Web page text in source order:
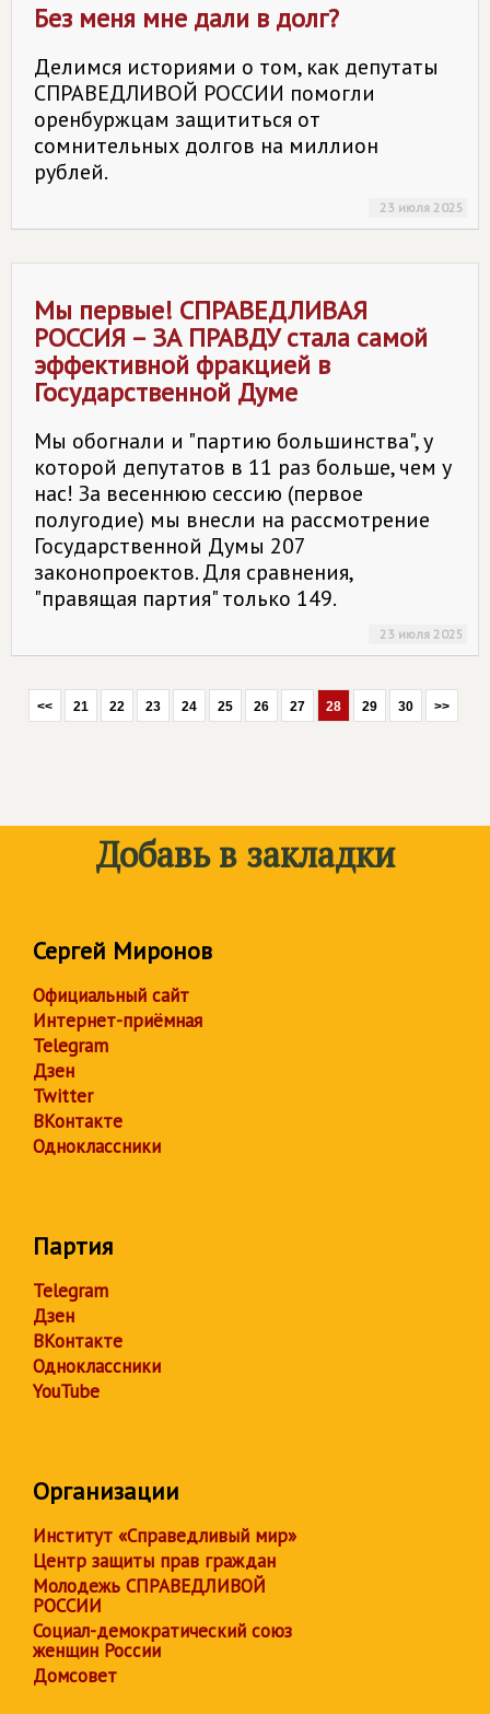
Без меня мне дали в долг?
Делимся историями о том, как депутаты
СПРАВЕДЛИВОЙ РОССИИ помогли
оренбуржцам защититься от
сомнительных долгов на миллион
рублей.
23 июля 2025
Мы первые! СПРАВЕДЛИВАЯ
РОССИЯ – ЗА ПРАВДУстала самой
эффективной фракцией в
Государственной Думе
Мы обогнали и "партию большинства", у
которой депутатов в 11 раз больше, чем у
нас! За весеннюю сессию (первое
полугодие) мы внесли на рассмотрение
Государственной Думы 207
законопроектов. Для сравнения,
"правящая партия" только 149.
23 июля 2025
<< 21 22 23 24 25 26 27 28 29 30 >>
Добавь в закладки
Сергей Миронов
Официальный сайт
Интернет-приёмная
Telegram
Дзен
Twitter
ВКонтакте
Одноклассники
Партия
Telegram
Дзен
ВКонтакте
Одноклассники
YouTube
Организации
Институт «Справедливый мир»
Центр защиты прав граждан
Молодежь СПРАВЕДЛИВОЙ
РОССИИ
Социал-демократический союз
женщин России
Домсовет